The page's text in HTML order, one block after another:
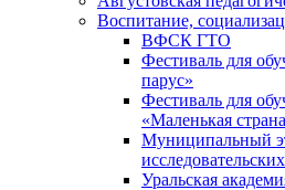
Воспитание,
ВФСК ГТО
Фестиваль для
парус»
Фестиваль для
«Маленькая
Муниципальный
Уральская